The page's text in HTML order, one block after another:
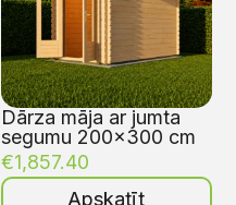
Dārza māja ar jumta
segumu 200×300 cm
€1,857.40
Apskatīt